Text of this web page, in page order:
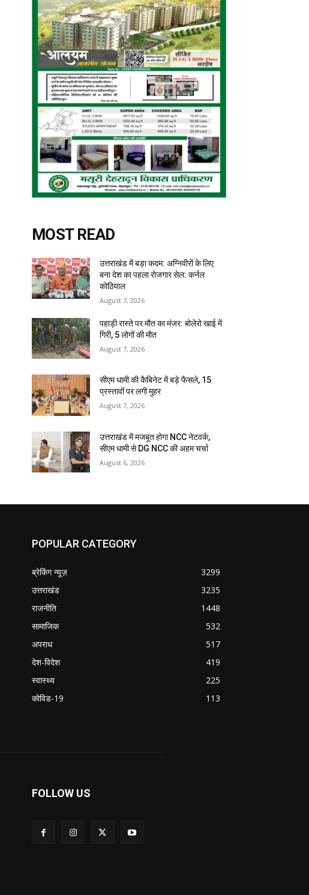
MOST READ
उत्तराखंड में बड़ा कदम: अग्निवीरों के लिए
बना देश का पहला रोजगार सेल: कर्नल
कोठियाल
August 7, 2026
पहाड़ी रास्ते पर मौत का मंजर: बोलेरो खाई में
गिरी, 5 लोगों की मौत
August 7, 2026
सीएम धामी की कैबिनेट में बड़े फैसले, 15
प्रस्तावों पर लगी मुहर
August 7, 2026
उत्तराखंड में मजबूत होगा NCC नेटवर्क,
सीएम धामी से DG NCC की अहम चर्चा
August 6, 2026
POPULAR CATEGORY
ब्रेकिंग न्यूज़
3299
उत्तराखंड
3235
राजनीति
1448
सामाजिक
532
अपराध
517
देश-विदेश
419
स्वास्थ्य
225
कोविड-19
113
FOLLOW US